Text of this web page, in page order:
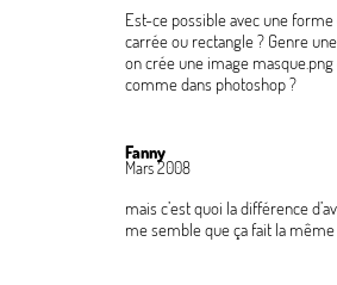
Est-ce possible avec une
carrée ou rectangle? Genre
on crée une image
comme dans photoshop?
Fanny
Mars 2008
mais c’est quoi la différence
me semble que ça fait la